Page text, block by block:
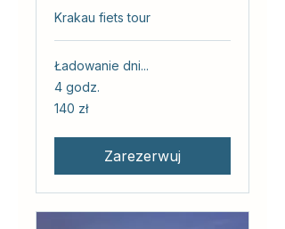
Krakau fiets tour
Ładowanie dni...
4 godz.
140
złotych
140 zł
Zarezerwuj